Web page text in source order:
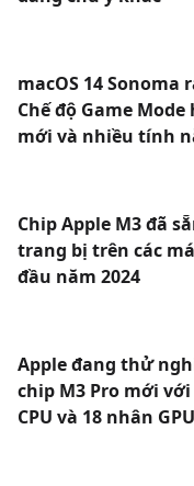
macOS 14 Sonoma
Chế độ Game
mới và nhiều tính
Chip Apple M3 đã
trang bị trên các
đầu năm 2024
Apple đang thử
chip M3 Pro mới
CPU và 18 nhân GPU